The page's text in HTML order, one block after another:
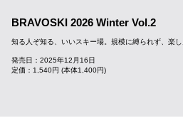
BRAVOSKI 2026 Winter Vol.2
知る人ぞ知る、いいスキー場。規模に縛られず、楽
発売日：2025年12月16日
定価：1,540円 (本体1,400円)